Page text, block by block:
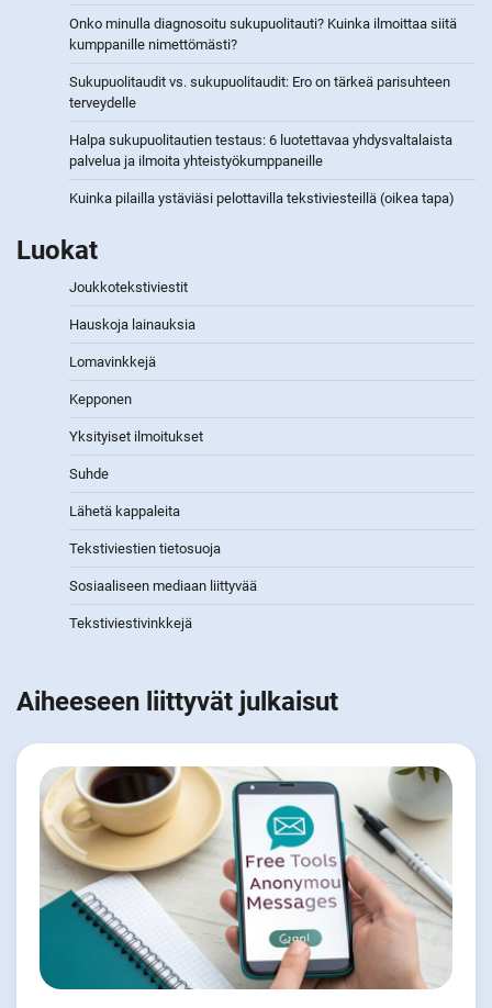
Onko minulla diagnosoitu sukupuolitauti? Kuinka ilmoittaa siitä
kumppanille nimettömästi?
Sukupuolitaudit vs. sukupuolitaudit: Ero on tärkeä parisuhteen
terveydelle
Halpa sukupuolitautien testaus: 6 luotettavaa yhdysvaltalaista
palvelua ja ilmoita yhteistyökumppaneille
Kuinka pilailla ystäviäsi pelottavilla tekstiviesteillä (oikea tapa)
Luokat
Joukkotekstiviestit
Hauskoja lainauksia
Lomavinkkejä
Kepponen
Yksityiset ilmoitukset
Suhde
Lähetä kappaleita
Tekstiviestien tietosuoja
Sosiaaliseen mediaan liittyvää
Tekstiviestivinkkejä
Aiheeseen liittyvät julkaisut